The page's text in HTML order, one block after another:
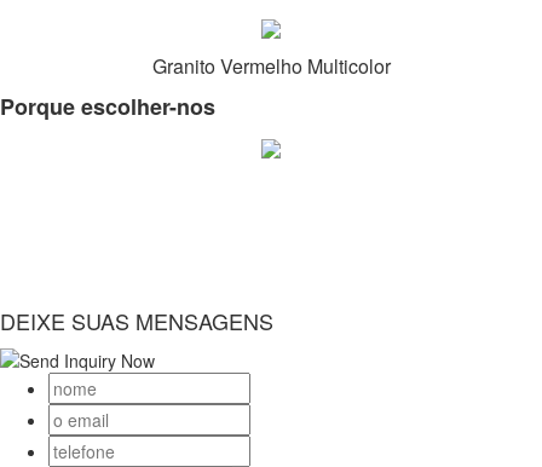
Granito Vermelho Multicolor
Porque escolher-nos
DEIXE SUAS MENSAGENS